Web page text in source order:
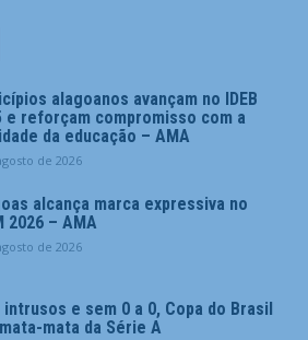
alagoanos avançam no IDEB
e reforçam compromisso com a
da educação – AMA
de 2026
alcança marca expressiva no
2026 – AMA
de 2026
intrusos e sem 0 a 0, Copa do Brasil
mata da Série A